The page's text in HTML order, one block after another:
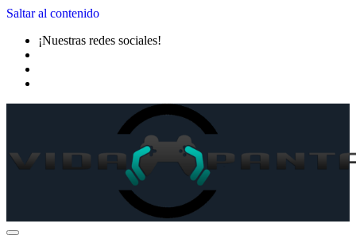
Saltar al contenido
¡Nuestras redes sociales!